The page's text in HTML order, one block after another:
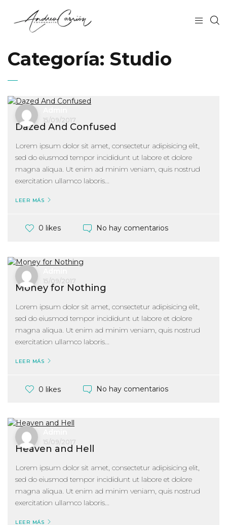
Categoría: Studio
15/09/2017
Dazed And Confused
Lorem ipsum dolor sit amet, consectetur adipisicing elit,
sed do eiusmod tempor incididunt ut labore et dolore
magna aliqua. Ut enim ad minim veniam, quis nostrud
exercitation ullamco laboris...
LEER MÁS
0 likes No hay comentarios
15/09/2017
Money for Nothing
Lorem ipsum dolor sit amet, consectetur adipisicing elit,
sed do eiusmod tempor incididunt ut labore et dolore
magna aliqua. Ut enim ad minim veniam, quis nostrud
exercitation ullamco laboris...
LEER MÁS
0 likes No hay comentarios
15/09/2017
Heaven and Hell
Lorem ipsum dolor sit amet, consectetur adipisicing elit,
sed do eiusmod tempor incididunt ut labore et dolore
magna aliqua. Ut enim ad minim veniam, quis nostrud
exercitation ullamco laboris...
LEER MÁS